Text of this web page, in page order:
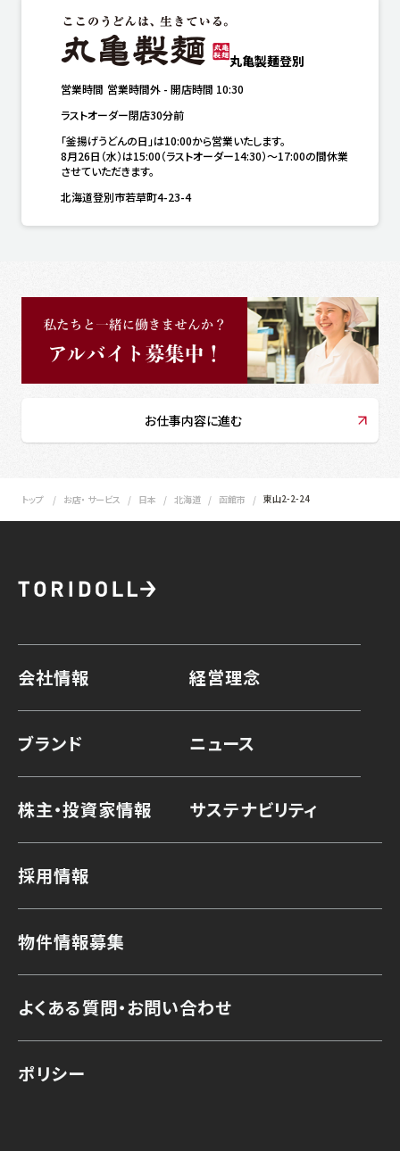
丸亀製麺登別
営業時間 営業時間外 - 開店時間 10:30
ラストオーダー閉店30分前
「釜揚げうどんの日」は10:00から営業いたします。
8月26日（水）は15:00（ラストオーダー14:30）～17:00の間休業
させていただきます。
北海道登別市若草町4-23-4
お仕事内容に進む
トップ お店・ サービス 日本 北海道 函館市 東山2-2-24
会社情報 経営理念
ブランド ニュース
株主・投資家情報 サステナビリティ
採用情報
物件情報募集
よくある質問・お問い合わせ
ポリシー